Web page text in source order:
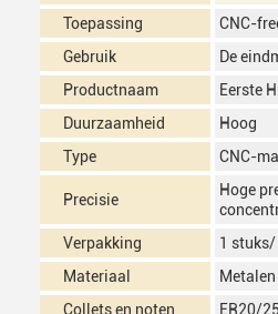
Toepassing
CNC-
Gebruik
De
Productnaam
Eerste
Duurzaamheid
Hoog
Type
CNC-
Precisie
Hoge
Verpakking
1
Materiaal
Metalen
Collets en noten
ER20/